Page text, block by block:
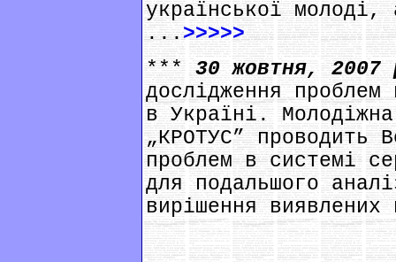
української
...>>>>>
***30 жовтня,
дослідження
в Україні.
„КРОТУС” проводить
проблем в системі
для подальшого
вирішення